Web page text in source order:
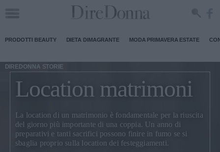
PRODOTTI BEAUTY DIETA DIMAGRANTE MODA PRIMAVERA ESTATE
DIREDONNA STORIE
Location matrimoni
La location di un matrimonio è fondamentale per la riuscita
del giorno più importante di una coppia. Un anno di
preparativi e tanti sacrifici possono finire in fumo se si
sbaglia proprio sulla location dei festeggiamenti.